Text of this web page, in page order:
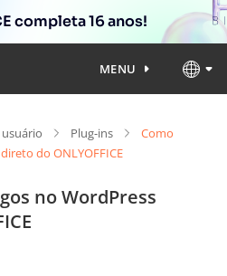
completa 16 anos!
MENU
Plug-ins
Como
do ONLYOFFICE
no WordPress